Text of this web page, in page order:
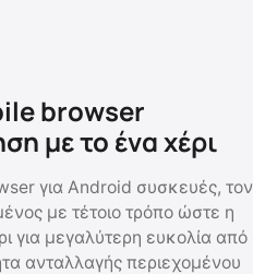
browser
με το ένα χέρι
για Android συσκευές, τον
με τέτοιο τρόπο ώστε η
για μεγαλύτερη ευκολία από
ανταλλαγής περιεχομένου